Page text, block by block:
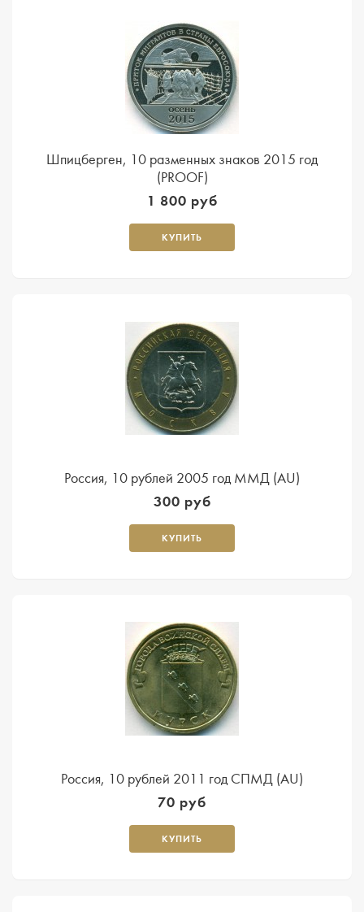
Шпицберген, 10 разменных знаков 2015 год
(PROOF)
1 800 руб
КУПИТЬ
Россия, 10 рублей 2005 год ММД (AU)
300 руб
КУПИТЬ
Россия, 10 рублей 2011 год СПМД (AU)
70 руб
КУПИТЬ